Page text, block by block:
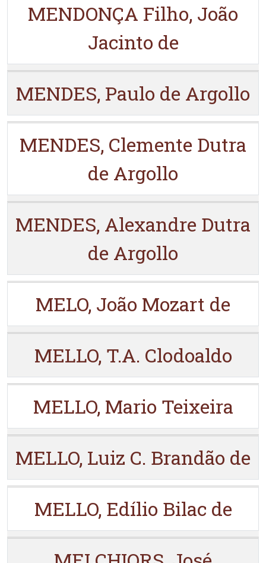
MENDONÇA Filho, João
Jacinto de
MENDES, Paulo de Argollo
MENDES, Clemente Dutra
de Argollo
MENDES, Alexandre Dutra
de Argollo
MELO, João Mozart de
MELLO, T.A. Clodoaldo
MELLO, Mario Teixeira
MELLO, Luiz C. Brandão de
MELLO, Edílio Bilac de